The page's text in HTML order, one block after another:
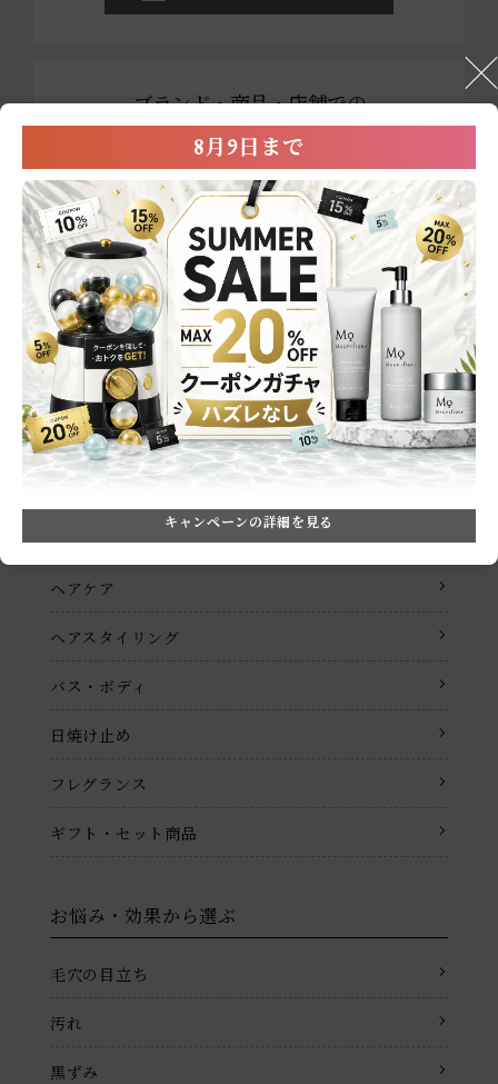
ブランド・商品・店舗での
お買い物に関する
お問い合わせ
0800-222-2202
営業時間：平日9:00～17:00
※祝祭日および年末年始を除く
メールでのお問い合わせ
商品一覧
メイクアップ
ヘアケア
ヘアスタイリング
バス・ボディ
日焼け止め
フレグランス
ギフト・セット商品
お悩み・効果から選ぶ
毛穴の目立ち
汚れ
黒ずみ
8月9日まで
キャンペーンの詳細を見る